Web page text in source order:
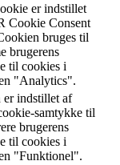
er indstillet
Cookie Consent
bruges til
brugerens
til cookies i
"Analytics".
er indstillet af
samtykke til
brugerens
til cookies i
"Funktionel".